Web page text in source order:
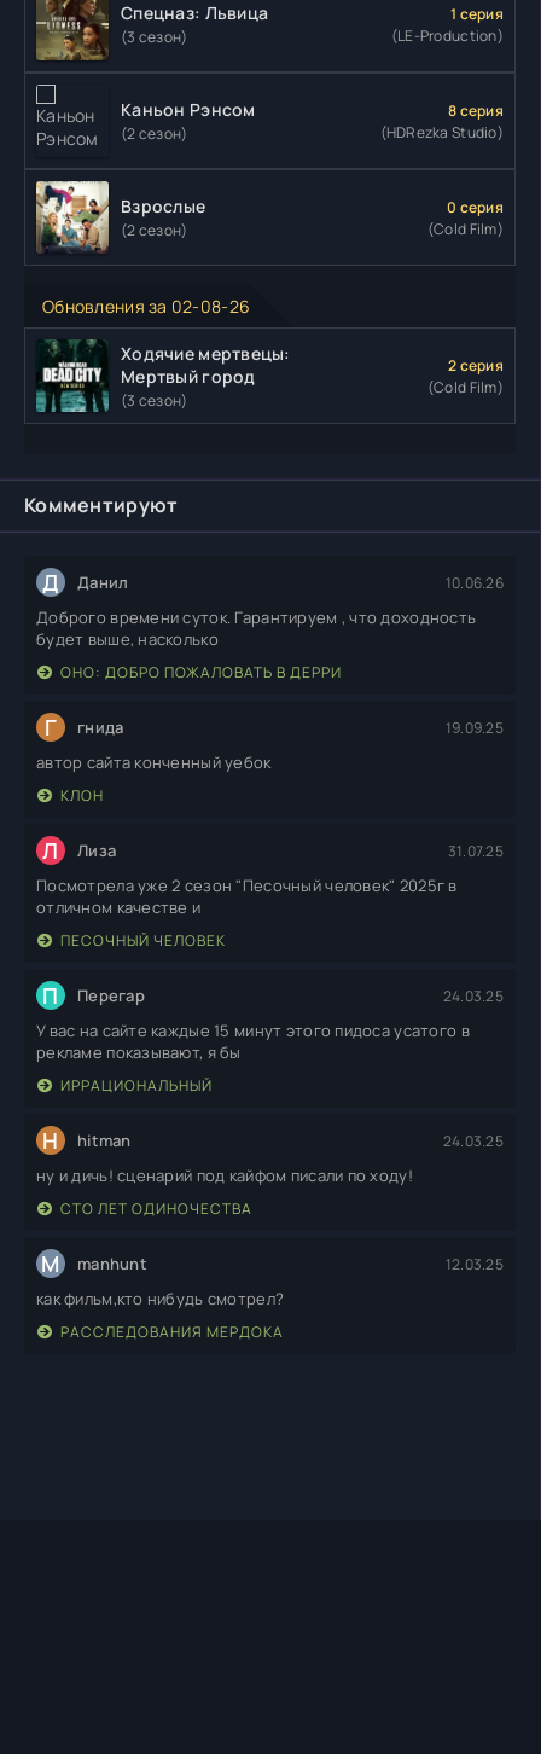
Спецназ: Львица
(3 сезон)
1 серия
(LE-Production)
Каньон Рэнсом
(2 сезон)
8 серия
(HDRezka Studio)
Взрослые
(2 сезон)
0 серия
(Cold Film)
Обновления за 02-08-26
Ходячие мертвецы:
Мертвый город
(3 сезон)
2 серия
(Cold Film)
Комментируют
Д Данил 10.06.26
Доброго времени суток. Гарантируем , что доходность
будет выше, насколько
ОНО: ДОБРО ПОЖАЛОВАТЬ В ДЕРРИ
Г гнида 19.09.25
автор сайта конченный уебок
КЛОН
Л Лиза 31.07.25
Посмотрела уже 2 сезон "Песочный человек" 2025г в
отличном качестве и
ПЕСОЧНЫЙ ЧЕЛОВЕК
П Перегар 24.03.25
У вас на сайте каждые 15 минут этого пидоса усатого в
рекламе показывают, я бы
ИРРАЦИОНАЛЬНЫЙ
H hitman 24.03.25
ну и дичь! сценарий под кайфом писали по ходу!
СТО ЛЕТ ОДИНОЧЕСТВА
M manhunt 12.03.25
как фильм,кто нибудь смотрел?
РАССЛЕДОВАНИЯ МЕРДОКА